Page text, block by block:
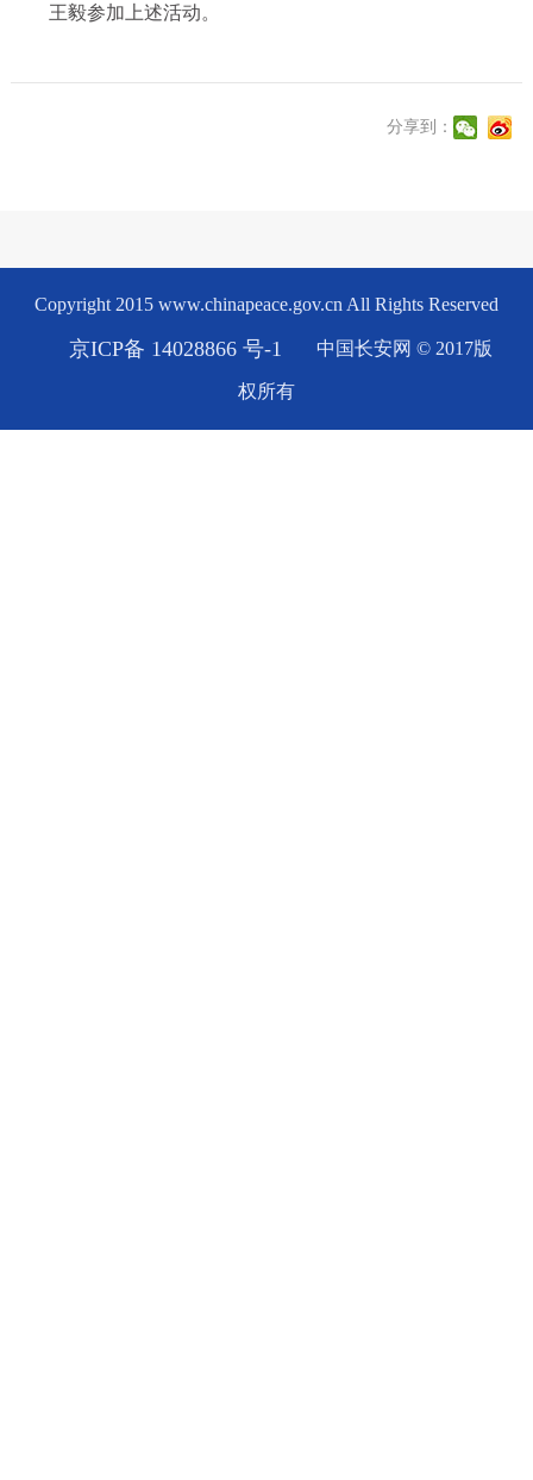
王毅参加上述活动。
分享到：
Copyright 2015 www.chinapeace.gov.cn All Rights Reserved
京ICP备 14028866 号-1 中国长安网 © 2017版
权所有